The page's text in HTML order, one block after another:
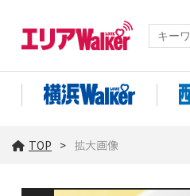
TOP 拡大画像